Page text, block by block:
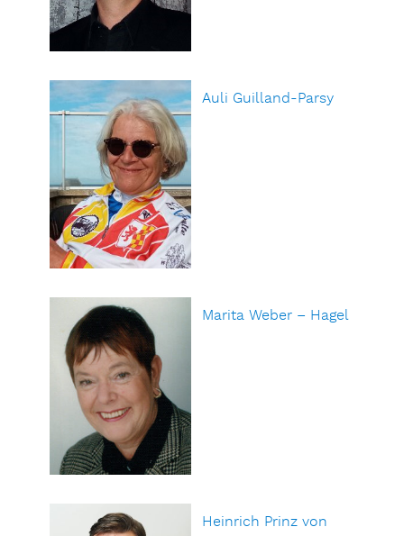
Auli Guilland-Parsy
Marita Weber – Hagel
Heinrich Prinz von